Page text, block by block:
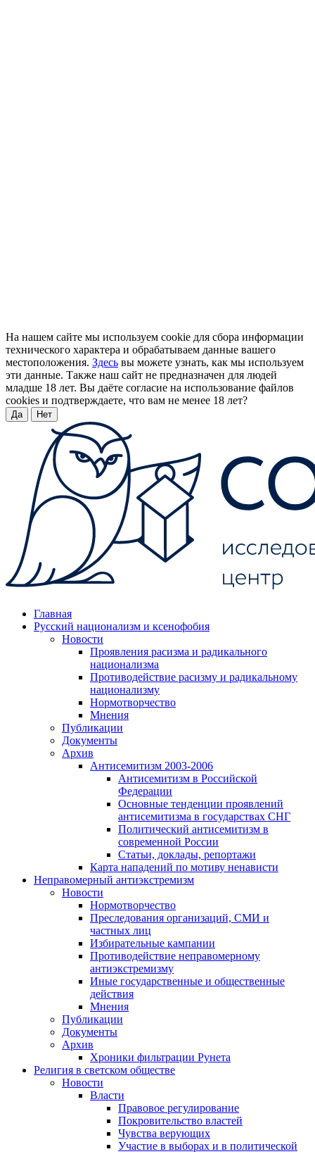
На нашем сайте мы используем cookie для сбора информации
технического характера и обрабатываем данные вашего
местоположения. Здесь вы можете узнать, как мы используем
эти данные. Также наш сайт не предназначен для людей
младше 18 лет. Вы даёте согласие на использование файлов
cookies и подтверждаете, что вам не менее 18 лет?
Да Нет
Главная
Русский национализм и ксенофобия
Новости
Проявления расизма и радикального
национализма
Противодействие расизму и радикальному
национализму
Нормотворчество
Мнения
Публикации
Документы
Архив
Антисемитизм 2003-2006
Антисемитизм в Российской
Федерации
Основные тенденции проявлений
антисемитизма в государствах СНГ
Политический антисемитизм в
современной России
Статьи, доклады, репортажи
Карта нападений по мотиву ненависти
Неправомерный антиэкстремизм
Новости
Нормотворчество
Преследования организаций, СМИ и
частных лиц
Избирательные кампании
Противодействие неправомерному
антиэкстремизму
Иные государственные и общественные
действия
Мнения
Публикации
Документы
Архив
Хроники фильтрации Рунета
Религия в светском обществе
Новости
Власти
Правовое регулирование
Покровительство властей
Чувства верующих
Участие в выборах и в политической